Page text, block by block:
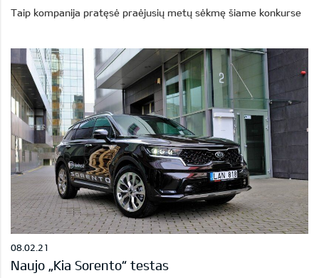
Taip kompanija pratęsė praėjusių metų sėkmę šiame konkurse
08.02.21
Naujo „Kia Sorento“ testas